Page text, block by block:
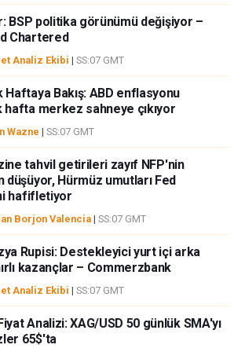
BSP politika görünümü değişiyor –
Chartered
Analiz Ekibi | SS:07 GMT
Haftaya Bakış: ABD enflasyonu
merkez sahneye çıkıyor
Wazne | SS:07 GMT
tahvil getirileri zayıf NFP'nin
düşüyor, Hürmüz umutları Fed
hafifletiyor
Borjon Valencia| SS:07 GMT
Rupisi: Destekleyici yurt içi arka
kazançlar – Commerzbank
Analiz Ekibi | SS:07 GMT
Analizi: XAG/USD 50 günlük SMA'yı
65$'ta